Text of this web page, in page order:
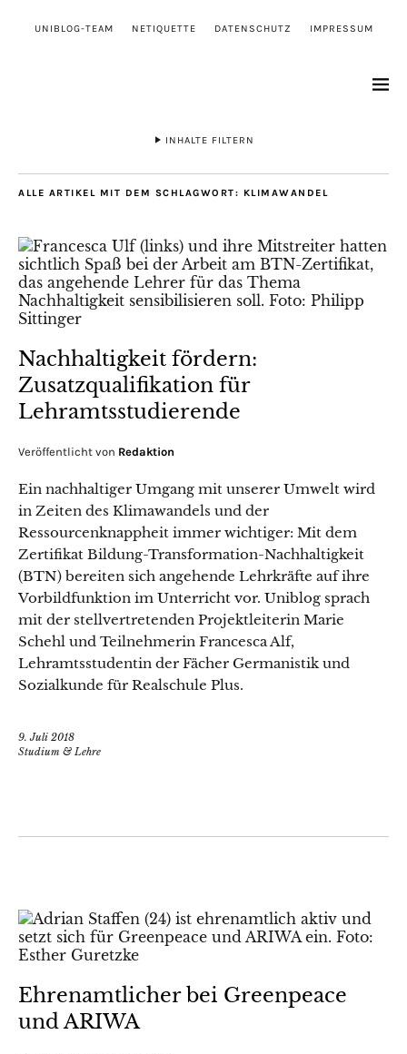
UNIBLOG-TEAM NETIQUETTE DATENSCHUTZ IMPRESSUM
INHALTE FILTERN
ALLE ARTIKEL MIT DEM SCHLAGWORT: KLIMAWANDEL
Nachhaltigkeit fördern:
Zusatzqualifikation für
Lehramtsstudierende
Veröffentlicht von Redaktion
Ein nachhaltiger Umgang mit unserer Umwelt wird
in Zeiten des Klimawandels und der
Ressourcenknappheit immer wichtiger: Mit dem
Zertifikat Bildung-Transformation-Nachhaltigkeit
(BTN) bereiten sich angehende Lehrkräfte auf ihre
Vorbildfunktion im Unterricht vor. Uniblog sprach
mit der stellvertretenden Projektleiterin Marie
Schehl und Teilnehmerin Francesca Alf,
Lehramtsstudentin der Fächer Germanistik und
Sozialkunde für Realschule Plus.
9. Juli 2018
Studium & Lehre
Ehrenamtlicher bei Greenpeace
und ARIWA